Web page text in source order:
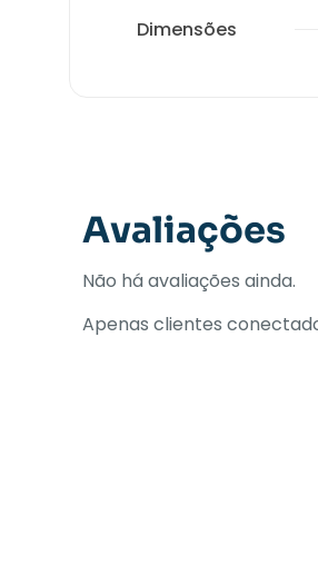
Dimensões
Avaliações
Não há avaliações ainda.
Apenas clientes